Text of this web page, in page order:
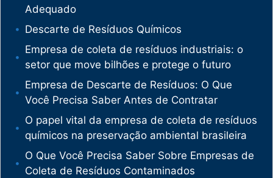
Adequado
Descarte de Resíduos Químicos
Empresa de coleta de resíduos industriais: o
setor que move bilhões e protege o futuro
Empresa de Descarte de Resíduos: O Que
Você Precisa Saber Antes de Contratar
O papel vital da empresa de coleta de resíduos
químicos na preservação ambiental brasileira
O Que Você Precisa Saber Sobre Empresas de
Coleta de Resíduos Contaminados